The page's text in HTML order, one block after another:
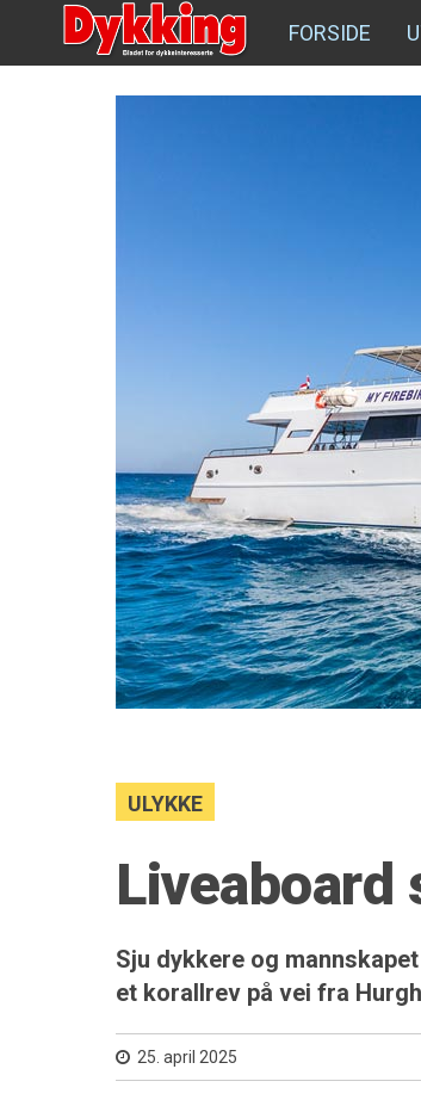
FORSIDE
ULYKKE
Liveaboard
Sju dykkere og
et korallrev på vei fra
25. april 2025